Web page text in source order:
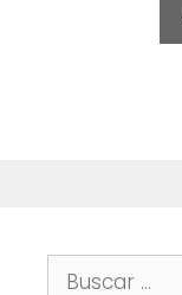
Buscar: